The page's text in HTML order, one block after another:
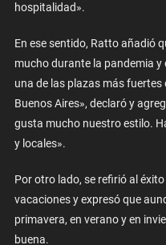
hospitalidad».
En ese sentido, Ratto añadió
mucho durante la pandemia y
una de las plazas más
Buenos Aires», declaró y
gusta mucho nuestro estilo.
y locales».
Por otro lado, se refirió al
vacaciones y expresó que
primavera, en verano y en
buena.